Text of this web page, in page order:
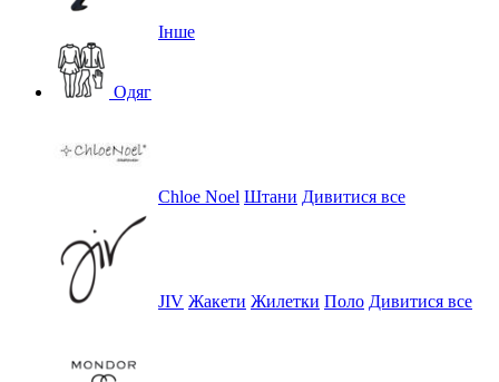
Інше
Одяг
Chloe Noel Штани Дивитися все
JIV Жакети Жилетки Поло Дивитися все